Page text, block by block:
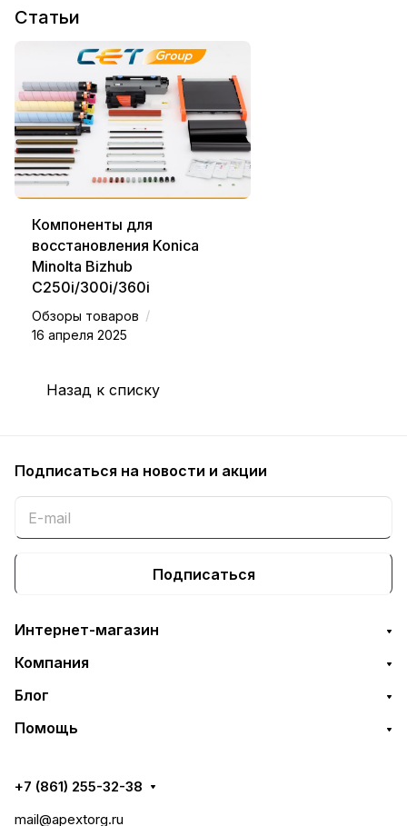
Статьи
Компоненты для
восстановления Konica
Minolta Bizhub
C250i/300i/360i
Обзоры товаров /
16 апреля 2025
Назад к списку
Подписаться на новости и акции
Подписаться
Интернет-магазин
Компания
Блог
Помощь
+7 (861) 255-32-38
mail@apextorg.ru